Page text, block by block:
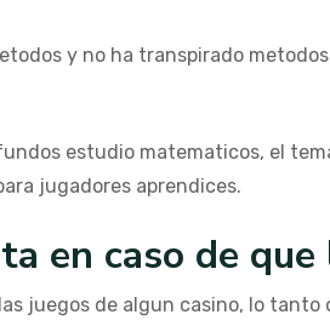
y no ha transpirado
estudio matematicos, el
jugadores aprendices.
en caso de
juegos de algun casino, lo